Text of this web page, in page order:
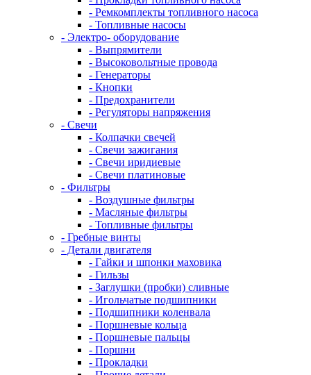
- Ремкомплекты топливного насоса
- Топливные насосы
- Электро- оборудование
- Выпрямители
- Высоковольтные провода
- Генераторы
- Кнопки
- Предохранители
- Регуляторы напряжения
- Свечи
- Колпачки свечей
- Свечи зажигания
- Свечи иридиевые
- Свечи платиновые
- Фильтры
- Воздушные фильтры
- Масляные фильтры
- Топливные фильтры
- Гребные винты
- Детали двигателя
- Гайки и шпонки маховика
- Гильзы
- Заглушки (пробки) сливные
- Игольчатые подшипники
- Подшипники коленвала
- Поршневые кольца
- Поршневые пальцы
- Поршни
- Прокладки